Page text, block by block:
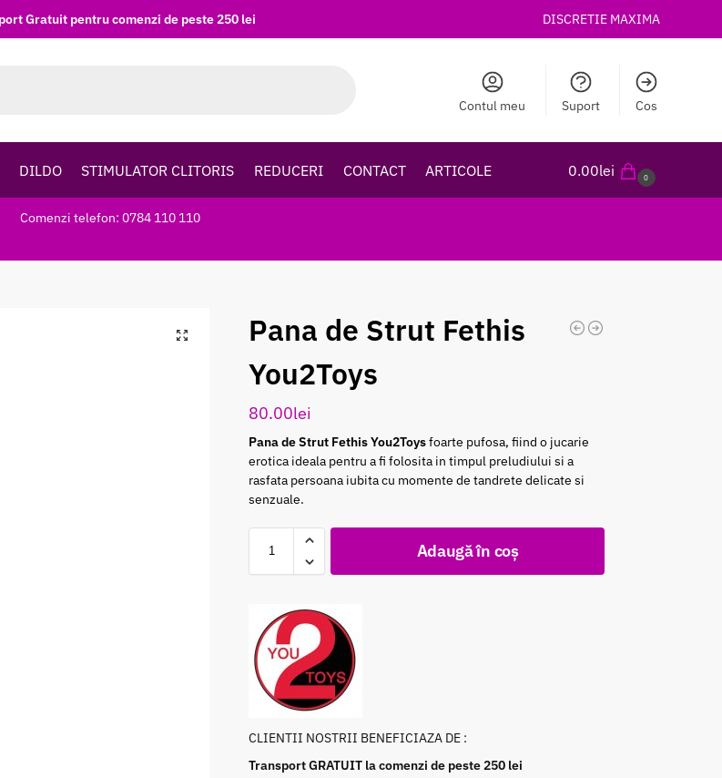
Gratuit pentru comenzi de peste 250 lei DISCRETIE MAXIMA
Contul meu Suport Cos
DILDO STIMULATOR CLITORIS REDUCERI CONTACT ARTICOLE 0.00lei 0
Comenzi telefon: 0784 110 110
Pana de Strut Fethis
You2Toys
80.00lei
Pana de Strut Fethis You2Toysfoarte pufosa, fiind o jucarie
erotica ideala pentru a fi folosita in timpul preludiului si a
rasfata persoana iubita cu momente de tandrete delicate si
senzuale.
Adaugă în coș
CLIENTII NOSTRII BENEFICIAZA DE :
Transport GRATUIT la comenzi de peste 250 lei